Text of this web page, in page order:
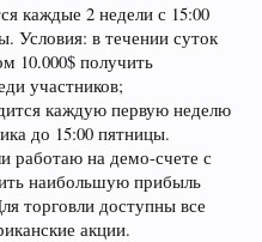
каждые 2 недели с 15:00
Условия: в течении суток
10.000$ получить
участников;
каждую первую неделю
до 15:00 пятницы.
работаю на демо-счете с
наибольшую прибыль
торговли доступны все
акции.